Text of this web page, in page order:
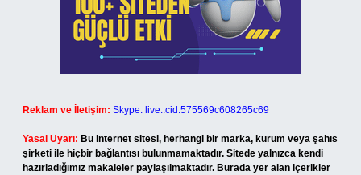
Reklam ve İletişim: Skype: live:.cid.575569c608265c69
Yasal Uyarı: Bu internet sitesi, herhangi bir marka, kurum veya şahıs
şirketi ile hiçbir bağlantısı bulunmamaktadır. Sitede yalnızca kendi
hazırladığımız makaleler paylaşılmaktadır. Burada yer alan içerikler